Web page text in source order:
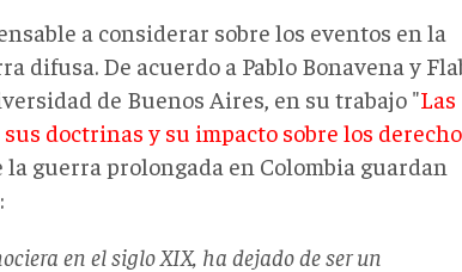
a considerar sobre los eventos en la
difusa. De acuerdo a Pablo Bonavena y
de Buenos Aires, en su trabajo "Las
doctrinas y su impacto sobre los
la guerra prolongada en Colombia guardan
en el siglo XIX, ha dejado de ser un